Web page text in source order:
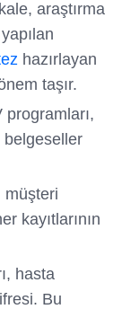
araştırma
hazırlayan
taşır.
programları,
belgeseller
müşteri
kayıtlarının
hasta
Bu